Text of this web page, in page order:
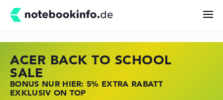
ACER BACK TO SCHOOL
SALE
BONUS NUR HIER: 5% EXTRA RABATT
EXKLUSIV ON TOP
HP STORE SSV DEALS
JETZT ZUGREIFEN: NOTEBOOKS BEI HP
KRÄFTIG REDUZIERT
LENOVO LAPTOP DEALS
NOTEBOOKS BEI LENOVO JETZT
KRÄFTIG REDUZIERT